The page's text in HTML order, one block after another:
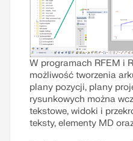
W programach RFEM i
możliwość tworzenia
plany pozycji, plany
rysunkowych można
tekstowe, widoki i
teksty, elementy MD